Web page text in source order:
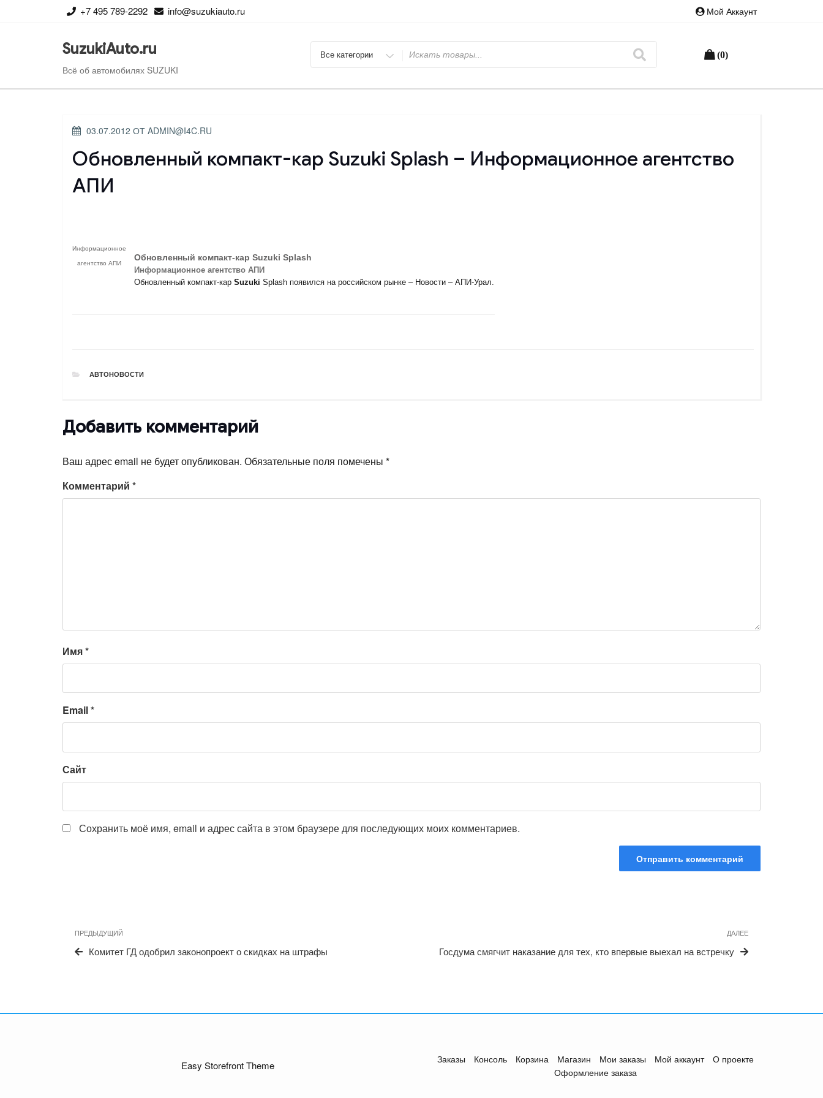
+7 495 789-2292 info@suzukiauto.ru Мой Аккаунт
SuzukiAuto.ru
Всё об автомобилях SUZUKI
Искать (0)
ОПУБЛИКОВАНО
03.07.2012 ОТ ADMIN@I4C.RU
Обновленный компакт-кар Suzuki Splash – Информационное агентство
АПИ
Информационное
агентство АПИ
Обновленный компакт-карSuzuki Splash
Информационное агентство АПИ
Обновленный компакт-карSuzuki Splash появился на российском рынке – Новости – АПИ-Урал.
РУБРИКИ
АВТОНОВОСТИ
Добавить комментарий
Ваш адрес email не будет опубликован. Обязательные поля помечены *
Комментарий *
Имя*
Email*
Сайт
Сохранить моё имя, email и адрес сайта в этом браузере для последующих моих комментариев.
Навигация
по
записям
Предыдущая
запись
ПРЕДЫДУЩИЙ
Комитет ГД одобрил законопроект о скидках на штрафы
Следующая
запись
ДАЛЕЕ
Госдума смягчит наказание для тех, кто впервые выехал на встречку
Easy Storefront Theme Заказы Консоль Корзина Магазин Мои заказы Мой аккаунт
О проекте
Оформление заказа